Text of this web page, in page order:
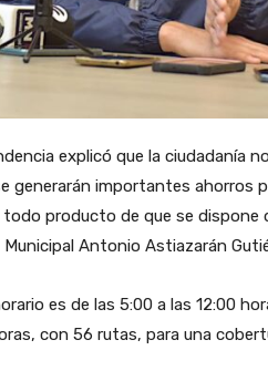
explicó que la ciudadanía
generarán importantes ahorros
producto de que se dispone
Antonio Astiazarán
es de las 5:00 a las 12:00
con 56 rutas, para una